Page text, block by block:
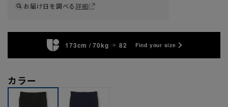
お届け日を調べる詳細
173cm / 70kg 82 Find your size
カラー